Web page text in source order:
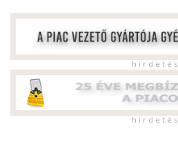
h i r d e t é s
h i r d e t é s